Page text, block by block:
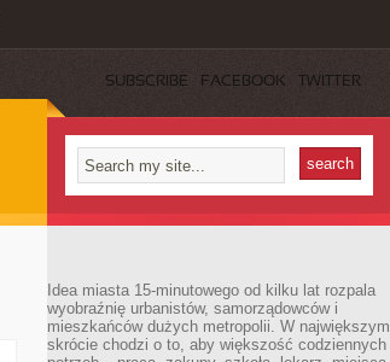
SUBSCRIBE FACEBOOK TWITTER
Idea miasta 15-minutowego od kilku lat rozpala
wyobraźnię urbanistów, samorządowców i
mieszkańców dużych metropolii. W największym
skrócie chodzi o to, aby większość codziennych